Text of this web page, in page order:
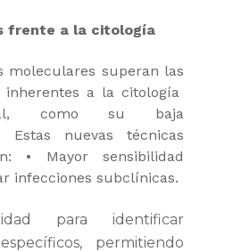
frente a la citología
moleculares superan las
inherentes a la citología
como su baja
Estas nuevas técnicas
• Mayor sensibilidad
infecciones subclínicas.
para identificar
permitiendo